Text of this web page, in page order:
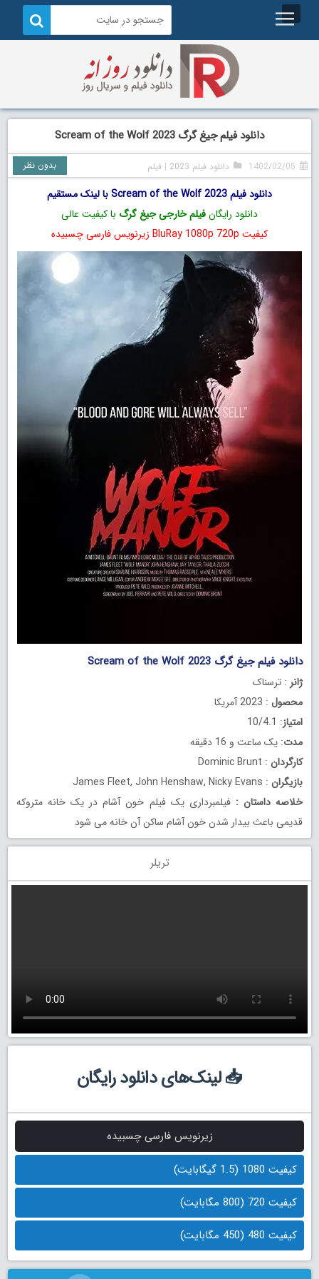
دانلود فیلم جیغ گرگ Scream of the Wolf 2023
1402/02/05 دانلود فیلم 2023 |فیلم بدون نظر
دانلود فیلم Scream of the Wolf 2023 با لینک مستقیم
دانلود رایگانفیلم خارجی جیغ گرگ با کیفیت عالی
کیفیت BluRay 1080p 720p زیرنویس فارسی چسبیده
دانلود فیلم جیغ گرگ Scream of the Wolf 2023
ژانر : ترسناک
محصول : 2023 آمریکا
امتیاز: 10/4.1
مدت: یک ساعت و 16 دقیقه
کارگردان : Dominic Brunt
بازیگران : James Fleet, John Henshaw, Nicky Evans
خلاصه داستان : فیلمبرداری یک فیلم خون آشام در یک خانه متروکه
قدیمی باعث بیدار شدن خون آشام ساکن آن خانه می شود
تریلر
📥 لینک‌های دانلود رایگان
زیرنویس فارسی چسبیده
کیفیت 1080 (1.5 گیگابایت)
کیفیت 720 (800 مگابایت)
کیفیت 480 (450 مگابایت)